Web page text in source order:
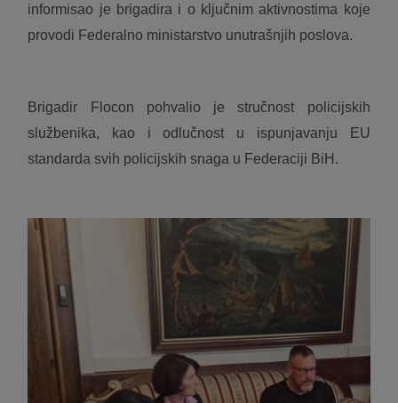
informisao je brigadira i o ključnim aktivnostima koje
provodi Federalno ministarstvo unutrašnjih poslova.
Brigadir Flocon pohvalio je stručnost policijskih
službenika, kao i odlučnost u ispunjavanju EU
standarda svih policijskih snaga u Federaciji BiH.